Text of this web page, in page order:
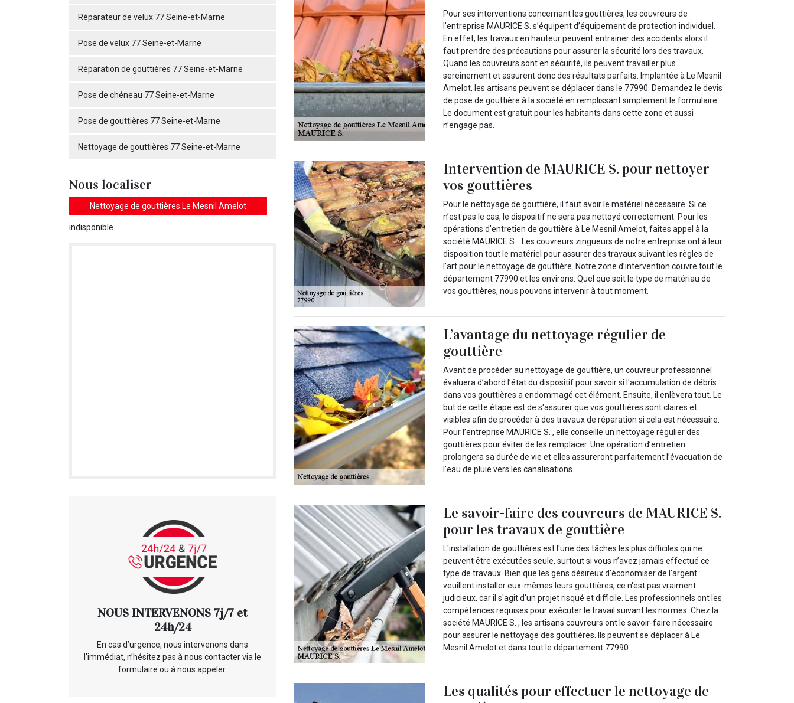
Réparateur de velux 77 Seine-et-Marne
Pose de velux 77 Seine-et-Marne
Réparation de gouttières 77 Seine-et-Marne
Pose de chéneau 77 Seine-et-Marne
Pose de gouttières 77 Seine-et-Marne
Nettoyage de gouttières 77 Seine-et-Marne
Nous localiser
Nettoyage de gouttières Le Mesnil Amelot
indisponible
NOUS INTERVENONS 7j/7 et
24h/24
En cas d’urgence, nous intervenons dans
l’immédiat, n’hésitez pas à nous contacter via le
formulaire ou à nous appeler.
Pour ses interventions concernant les gouttières, les couvreurs de
l’entreprise MAURICE S. s’équipent d’équipement de protection individuel.
En effet, les travaux en hauteur peuvent entrainer des accidents alors il
faut prendre des précautions pour assurer la sécurité lors des travaux.
Quand les couvreurs sont en sécurité, ils peuvent travailler plus
sereinement et assurent donc des résultats parfaits. Implantée à Le Mesnil
Amelot, les artisans peuvent se déplacer dans le 77990. Demandez le devis
de pose de gouttière à la société en remplissant simplement le formulaire.
Le document est gratuit pour les habitants dans cette zone et aussi
n’engage pas.
Intervention de MAURICE S. pour nettoyer
vos gouttières
Pour le nettoyage de gouttière, il faut avoir le matériel nécessaire. Si ce
n’est pas le cas, le dispositif ne sera pas nettoyé correctement. Pour les
opérations d’entretien de gouttière à Le Mesnil Amelot, faites appel à la
société MAURICE S. . Les couvreurs zingueurs de notre entreprise ont à leur
disposition tout le matériel pour assurer des travaux suivant les règles de
l’art pour le nettoyage de gouttière. Notre zone d’intervention couvre tout le
département 77990 et les environs. Quel que soit le type de matériau de
vos gouttières, nous pouvons intervenir à tout moment.
L’avantage du nettoyage régulier de
gouttière
Avant de procéder au nettoyage de gouttière, un couvreur professionnel
évaluera d’abord l’état du dispositif pour savoir si l'accumulation de débris
dans vos gouttières a endommagé cet élément. Ensuite, il enlèvera tout. Le
but de cette étape est de s'assurer que vos gouttières sont claires et
visibles afin de procéder à des travaux de réparation si cela est nécessaire.
Pour l’entreprise MAURICE S. , elle conseille un nettoyage régulier des
gouttières pour éviter de les remplacer. Une opération d’entretien
prolongera sa durée de vie et elles assureront parfaitement l’évacuation de
l’eau de pluie vers les canalisations.
Le savoir-faire des couvreurs de MAURICE S.
pour les travaux de gouttière
L'installation de gouttières est l'une des tâches les plus difficiles qui ne
peuvent être exécutées seule, surtout si vous n’avez jamais effectué ce
type de travaux. Bien que les gens désireux d'économiser de l'argent
veuillent installer eux-mêmes leurs gouttières, ce n'est pas vraiment
judicieux, car il s'agit d'un projet risqué et difficile. Les professionnels ont les
compétences requises pour exécuter le travail suivant les normes. Chez la
société MAURICE S. , les artisans couvreurs ont le savoir-faire nécessaire
pour assurer le nettoyage des gouttières. Ils peuvent se déplacer à Le
Mesnil Amelot et dans tout le département 77990.
Les qualités pour effectuer le nettoyage de